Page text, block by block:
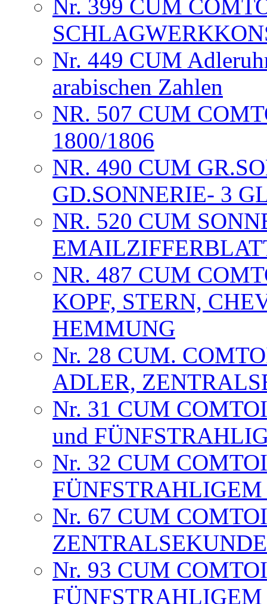
Nr. 399 CUM
Nr. 449 CUM
arabischen Zahlen
NR. 507 CUM
1800/1806
NR. 490 CUM
GD.SONNERIE- 3
NR. 520 CUM
NR. 487 CUM
KOPF, STERN,
HEMMUNG
Nr. 28 CUM.
ADLER,
Nr. 31 CUM
und
Nr. 32 CUM
FÜNFSTRAHLIGEM
Nr. 67 CUM
ZENTRALSEKUNDE
Nr. 93 CUM
FÜNFSTRAHLIGEM